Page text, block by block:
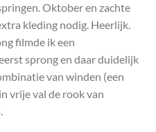
Oktober en zachte
kleding nodig. Heerlijk.
filmde ik een
sprong en daar duidelijk
van winden (een
vrije val de rook van